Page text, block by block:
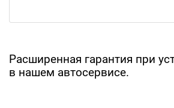
Расширенная гарантия при
в нашем автосервисе.